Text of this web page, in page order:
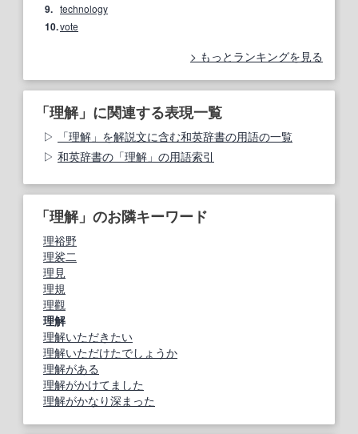
9. technology
10.vote
もっとランキングを見る
「理解」に関連する表現一覧
「理解」を解説文に含む和英辞書の用語の一覧
和英辞書の「理解」の用語索引
「理解」のお隣キーワード
理裕野
理裟二
理見
理規
理觀
理解
理解いただきたい
理解いただけたでしょうか
理解がある
理解がかけてました
理解がかなり深まった